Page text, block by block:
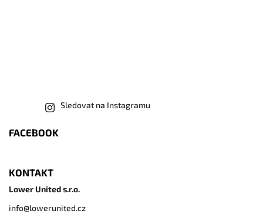
Sledovat na Instagramu
FACEBOOK
KONTAKT
Lower United s.r.o.
info@lowerunited.cz